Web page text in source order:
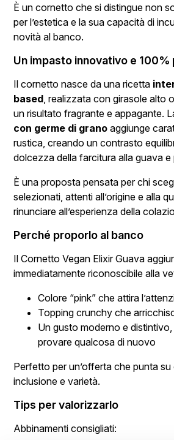
È un cornetto che si distingue non
per l’estetica e la sua capacità di
novità al banco.
Un impasto innovativo e
Il cornetto nasce da una ricetta
based , realizzata con girasole alto
un risultato fragrante e appagante.
con germe di grano aggiunge
rustica, creando un contrasto
dolcezza della farcitura alla guava e
È una proposta pensata per chi
selezionati, attenti all’origine e alla
rinunciare all’esperienza della
Perché proporlo al banco
Il Cornetto Vegan Elixir Guava
immediatamente riconoscibile alla
Colore “pink” che attira
Topping crunchy che
Un gusto moderno e
provare qualcosa di nuovo
Perfetto per un’offerta che punta su
inclusione e varietà.
Tips per valorizzarlo
Abbinamenti consigliati: